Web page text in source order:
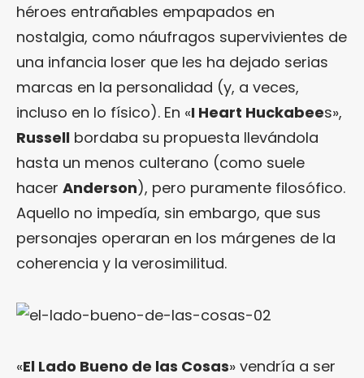
héroes entrañables empapados en
nostalgia, como náufragos supervivientes de
una infancia loser que les ha dejado serias
marcas en la personalidad (y, a veces,
incluso en lo físico). En «I Heart Huckabees»,
Russell bordaba su propuesta llevándola
hasta un menos culterano (como suele
hacer Anderson), pero puramente filosófico.
Aquello no impedía, sin embargo, que sus
personajes operaran en los márgenes de la
coherencia y la verosimilitud.
«El Lado Bueno de las Cosas» vendría a ser